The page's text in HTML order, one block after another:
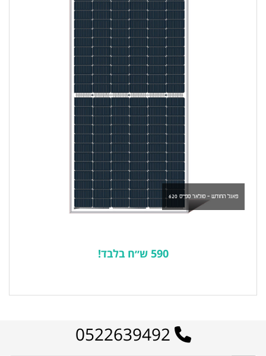
פאנל החודש - סולאר ספייס 620
590 ש״ח בלבד!